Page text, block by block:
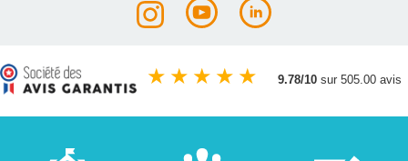
★ ★ ★ ★ ★ 9.78/10 sur 505.00 avis